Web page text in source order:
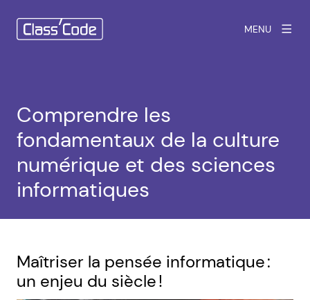
MENU
Comprendre les
fondamentaux de la culture
numérique et des sciences
informatiques
Maîtriser la pensée informatique :
un enjeu du siècle !